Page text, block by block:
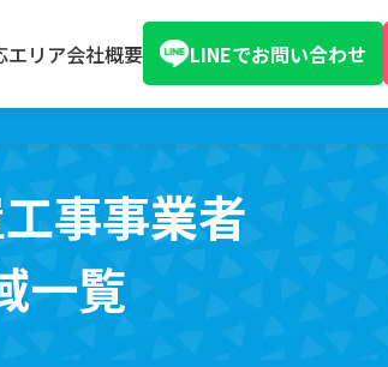
エリア会社概要 LINEでお問い合わせ
事事業者
一覧